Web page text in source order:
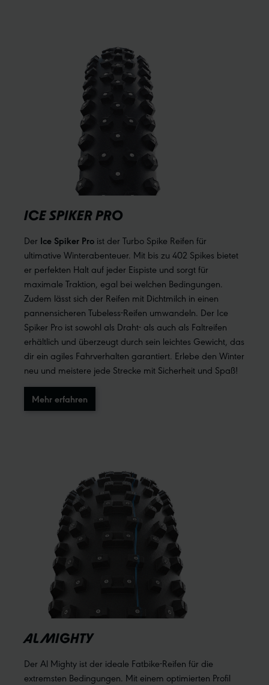
ICE SPIKER PRO
Der Ice Spiker Pro ist der Turbo Spike Reifen für
ultimative Winterabenteuer. Mit bis zu 402 Spikes bietet
er perfekten Halt auf jeder Eispiste und sorgt für
maximale Traktion, egal bei welchen Bedingungen.
Zudem lässt sich der Reifen mit Dichtmilch in einen
pannensicheren Tubeless-Reifen umwandeln. Der Ice
Spiker Pro ist sowohl als Draht- als auch als Faltreifen
erhältlich und überzeugt durch sein leichtes Gewicht, das
dir ein agiles Fahrverhalten garantiert. Erlebe den Winter
neu und meistere jede Strecke mit Sicherheit und Spaß!
Mehr erfahren
AL MIGHTY
Der Al Mighty ist der ideale Fatbike-Reifen für die
extremsten Bedingungen. Mit einem optimierten Profil